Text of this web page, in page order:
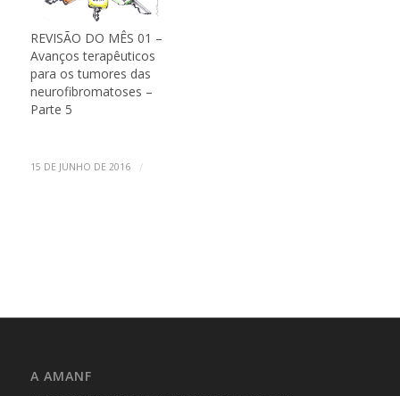
REVISÃO DO MÊS 01 –
Avanços terapêuticos
para os tumores das
neurofibromatoses –
Parte 5
15 DE JUNHO DE 2016 /
A AMANF